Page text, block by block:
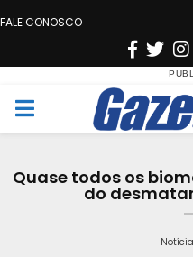
FALE CONOSCO
F
c
e
o
T
w
i
t
e
M
Quase todos os
do